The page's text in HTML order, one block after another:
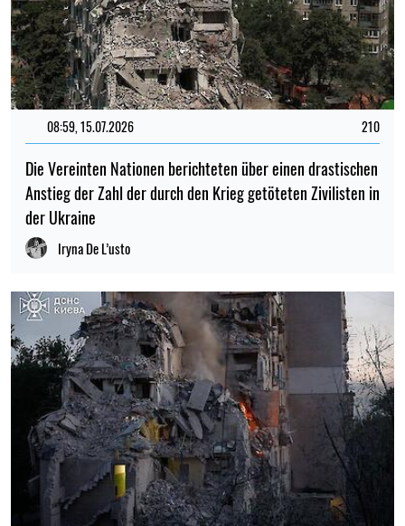
08:59, 15.07.2026 210
Die Vereinten Nationen berichteten über einen drastischen
Anstieg der Zahl der durch den Krieg getöteten Zivilisten in
der Ukraine
Iryna De L’usto